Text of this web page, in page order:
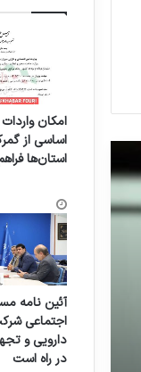
امکان
اساسی از
استان‌ها
آئین نامه
اجتماعی
دارویی و
در راه است